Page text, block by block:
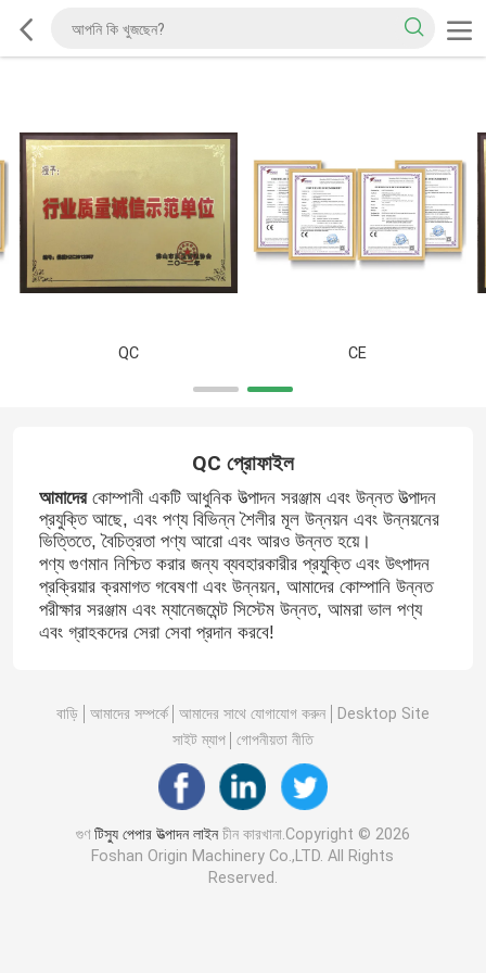
QC CE
QC প্রোফাইল
আমাদেরকোম্পানী একটি আধুনিক উত্পাদন সরঞ্জাম এবং উন্নত উত্পাদন
প্রযুক্তি আছে, এবং পণ্য বিভিন্ন শৈলীর মূল উন্নয়ন এবং উন্নয়নের
ভিত্তিতে, বৈচিত্রতা পণ্য আরো এবং আরও উন্নত হয়ে।
পণ্য গুণমান নিশ্চিত করার জন্য ব্যবহারকারীর প্রযুক্তি এবং উৎপাদন
প্রক্রিয়ার ক্রমাগত গবেষণা এবং উন্নয়ন, আমাদের কোম্পানি উন্নত
পরীক্ষার সরঞ্জাম এবং ম্যানেজমেন্ট সিস্টেম উন্নত, আমরা ভাল পণ্য
এবং গ্রাহকদের সেরা সেবা প্রদান করবে!
বাড়ি আমাদের সম্পর্কে আমাদের সাথে যোগাযোগ করুন
Desktop Site
সাইট ম্যাপ
গোপনীয়তা নীতি
গুণটিস্যু পেপার উত্পাদন লাইনচীন কারখানা.Copyright © 2026
Foshan Origin Machinery Co.,LTD. All Rights
Reserved.